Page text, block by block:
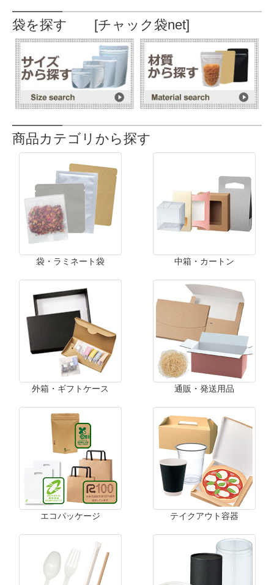
袋を探す [チャック袋net]
商品カテゴリから探す
袋・ラミネート袋 中箱・カートン
外箱・ギフトケース 通販・発送用品
エコパッケージ テイクアウト容器